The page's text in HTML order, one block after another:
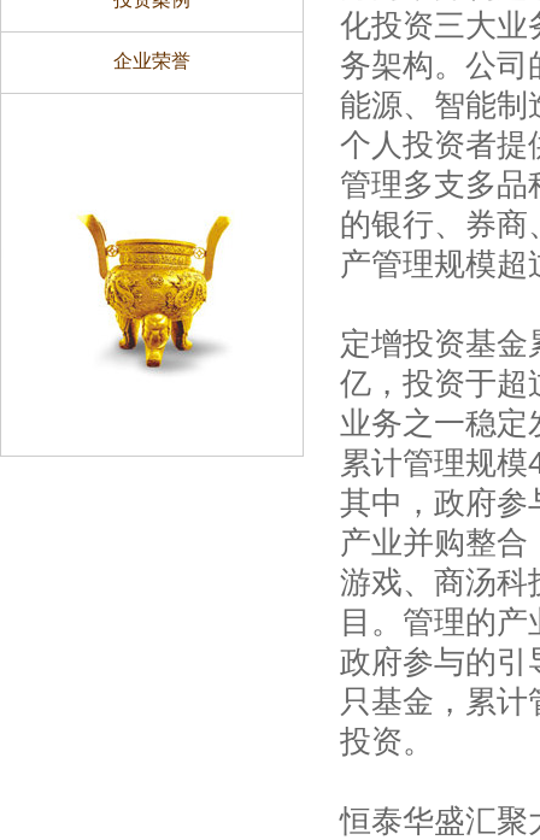
企业荣誉
化投资三大业
务架构。公司
能源、智能制
个人投资者提
管理多支多品
的银行、券商
产管理规模超
定增投资基
亿，投资于超
业务之一稳定
累计管理规
其中，政府参
产业并购整
游戏、商汤科
目。管理的
政府参与的引
只基金，累
投资。
恒泰华盛汇聚